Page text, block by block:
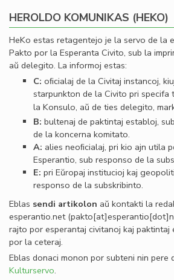
HEROLDO KOMUNIKAS (HEKO)
HeKo estas retagentejo je la servo de la
Pakto por la Esperanta Civito, sub la
aŭ delegito. La informoj estas:
C: oﬁcialaj de la Civitaj instancoj,
starpunkton de la Civito pri specifa
la Konsulo, aŭ de ties delegito,
B: bultenaj de paktintaj establoj,
de la koncerna komitato.
A: alies neoﬁcialaj, pri kio ajn utila
Esperantio, sub responso de la
E: pri Eŭropaj institucioj kaj
responso de la subskribinto.
Eblas sendi artikolon aŭ kontakti la
esperantio.net
rajto por esperantaj civitanoj kaj paktintaj
por la ceteraj.
Eblas donaci monon por subteni nin pere
Kulturservo.